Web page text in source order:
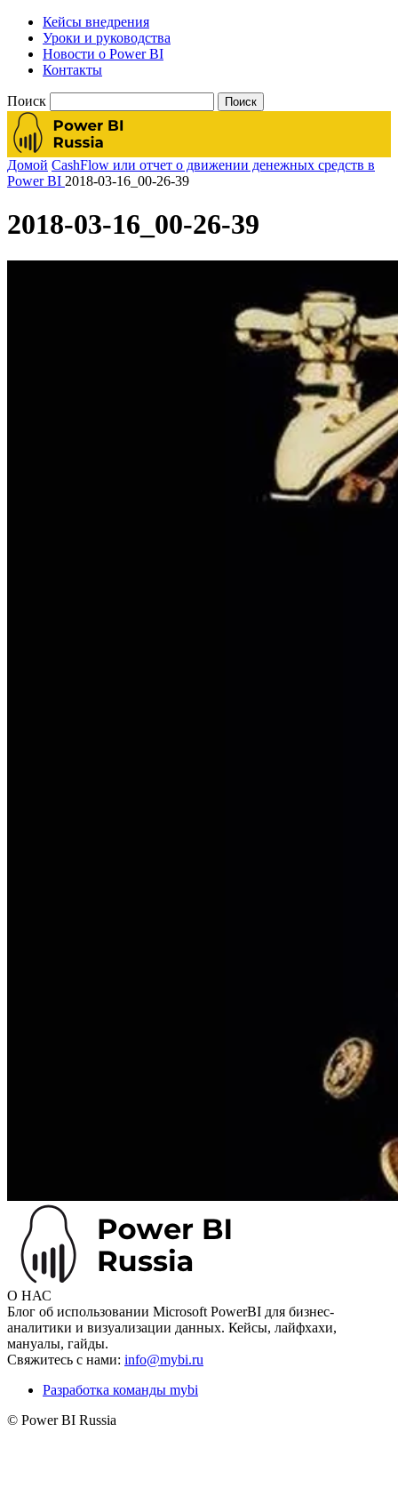
Кейсы внедрения
Уроки и руководства
Новости о Power BI
Контакты
Поиск
Домой CashFlow или отчет о движении денежных средств в
Power BI 2018-03-16_00-26-39
2018-03-16_00-26-39
О НАС
Блог об использовании Microsoft PowerBI для бизнес-
аналитики и визуализации данных. Кейсы, лайфхахи,
мануалы, гайды.
Свяжитесь с нами: info@mybi.ru
Разработка команды mybi
© Power BI Russia